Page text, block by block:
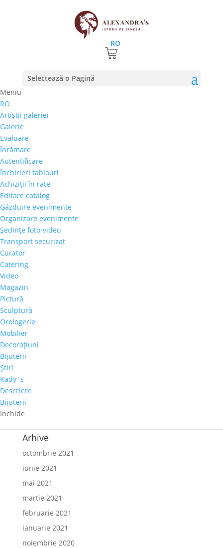
RO
Selectează o Pagină
Meniu
RO
Artiştii galeriei
Galerie
Evaluare
Înrămare
Autentificare
Închirieri tablouri
Achiziţii în rate
Editare catalog
Găzduire evenimente
Organizare evenimente
Şedinţe foto-video
Transport securizat
Curator
Catering
Video
Magazin
Pictură
Sculptură
Orologerie
Mobilier
Decoraţiuni
Bijuterii
Ştiri
Kady`s
Descriere
Bijuterii
Inchide
va recomandam Lido by Phoenicia, hotelul cu
tablouri autentice pe pereti
29 ianuarie 2019
De cate ori ai vazut, in hotelurile de lux, lucruri pe
care doreai sa le ai si tu, acasa la tine? Acum acest
lucru este posibil, daca esti iubitor de arta si alegi sa
te cazezi la hotelul bucurestean Lido by Phoenicia.
Fidela parteneriatului cu Grupul Phoenicia,...
Articole recente
Bucharest Floreasca
Parteneriat nou: Galeria Alexandra’s & Imperia Club
Sakura, cel mai mare diamant roz, s-a vândut cu
aproape 30 de milioane de dolari
Paharul de Cultură, inițiativa culturală a cramei Villa
Vinea
Grand Hotel
Comentarii recente
Arhive
octombrie 2021
iunie 2021
mai 2021
martie 2021
februarie 2021
ianuarie 2021
noiembrie 2020